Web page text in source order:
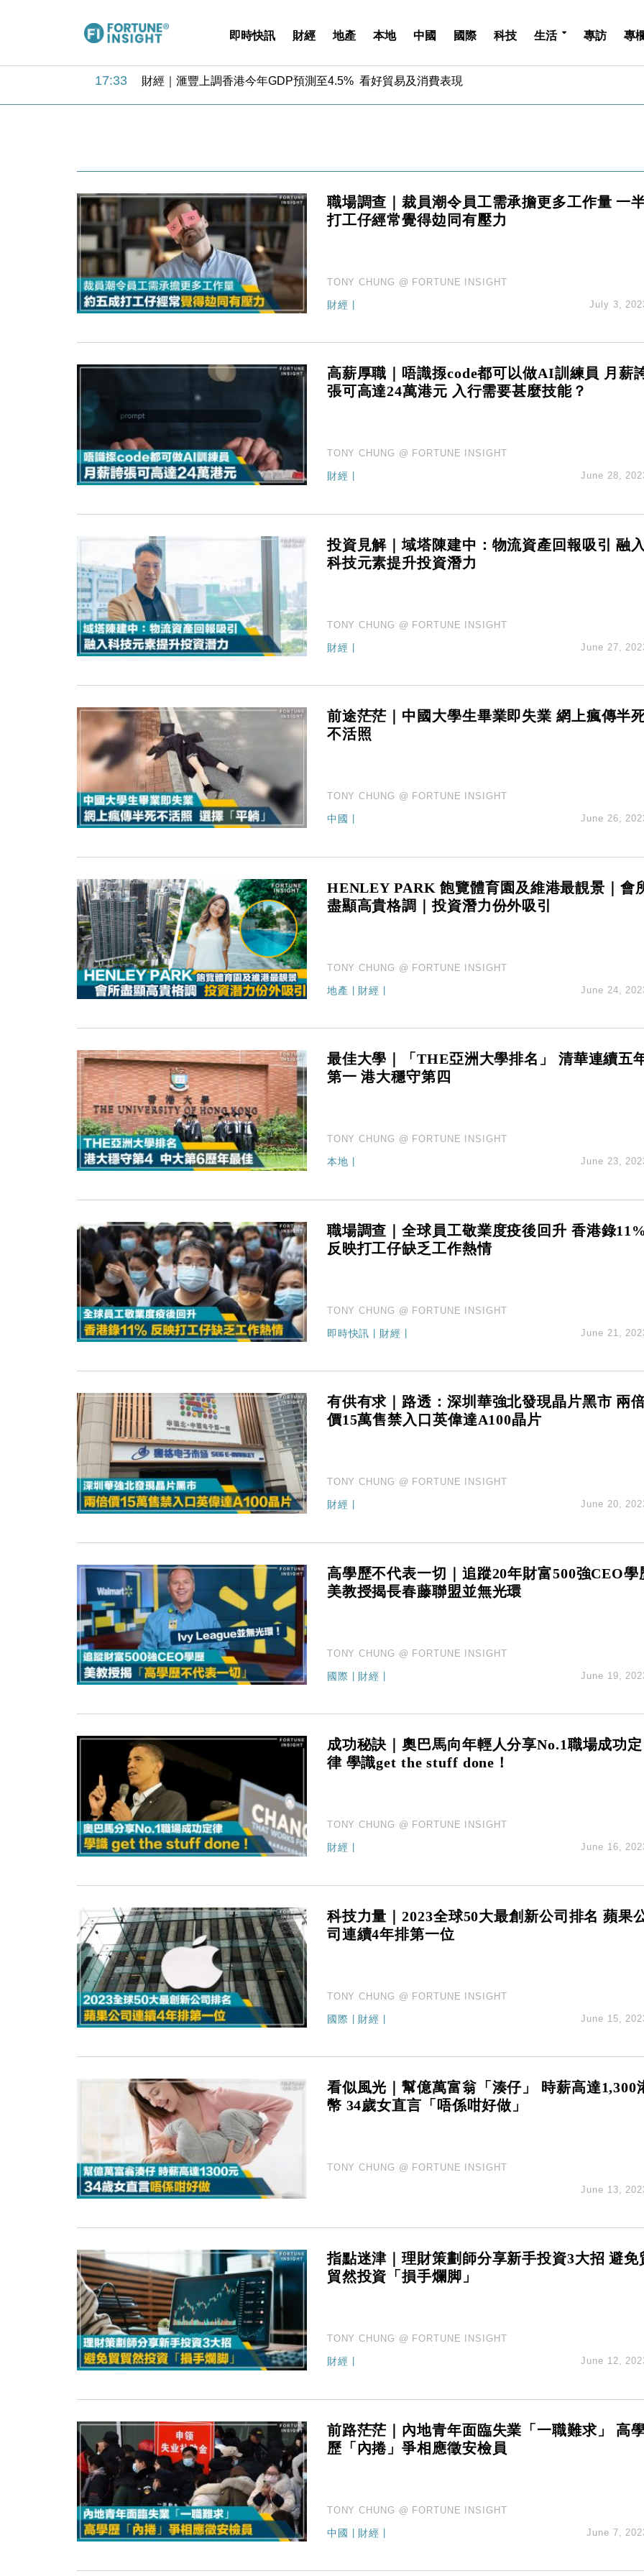
即時快訊 財經 地產 本地 中國 國際 科技 生活 專訪 專
17:33 財經｜滙豐上調香港今年GDP預測至4.5% 看好貿易及消費表現
11:12 國際｜特朗普料美伊戰事快結束 承認部分彈藥庫存緊張
15:59 財經｜SA售股自救後再出手 斥4億美元押注未上市公司
18:31 財經｜華僑銀行上半年淨利創新高 中期息增15%至47仙
17:33 財經｜滙豐上調香港今年GDP預測至4.5% 看好貿易及消費表現
16:47 本地｜假冒內地執法人員要求交「保證金」 43歲女子損失近6900萬元
16:05 財經｜日經失守6.5萬點後回穩 全周仍升近2%
15:47 財經｜恒隆10月換帥 玩具「反」斗城亞洲CEO蔡德粦接任
13:44 財經｜內地7月美元計價出口增近24%勝預期 貿易順差達1125億美元
12:44 財經｜日本春季三度入市撐日圓 4月單日斥6.28萬億日圓干預創新高
國際｜特朗普料美伊戰事快結束 承認部分彈藥庫存緊張
15:59 財經｜SA售股自救後再出手 斥4億美元押注未上市公司
職場調查｜裁員潮令員工需承擔更多工作量 一
打工仔經常覺得攰同有壓力
TONY CHUNG @ FORTUNE INSIGHT
財經 July 3,
高薪厚職｜唔識揼code都可以做AI訓練員 月薪
張可高達24萬港元 入行需要甚麼技能？
TONY CHUNG @ FORTUNE INSIGHT
財經 June 28,
投資見解｜域塔陳建中：物流資產回報吸引 融入
科技元素提升投資潛力
TONY CHUNG @ FORTUNE INSIGHT
財經 June 27,
前途茫茫｜中國大學生畢業即失業 網上瘋傳半
不活照
TONY CHUNG @ FORTUNE INSIGHT
中國 June 26,
HENLEY PARK 飽覽體育園及維港最靚景｜會
盡顯高貴格調｜投資潛力份外吸引
TONY CHUNG @ FORTUNE INSIGHT
地產 財經 June 24,
最佳大學｜「THE亞洲大學排名」 清華連續五
第一 港大穩守第四
TONY CHUNG @ FORTUNE INSIGHT
本地 June 23,
職場調查｜全球員工敬業度疫後回升 香港錄11%
反映打工仔缺乏工作熱情
TONY CHUNG @ FORTUNE INSIGHT
即時快訊 | 財經 | June 21,
有供有求｜路透：深圳華強北發現晶片黑市 兩
價15萬售禁入口英偉達A100晶片
TONY CHUNG @ FORTUNE INSIGHT
財經 June 20,
高學歷不代表一切｜追蹤20年財富500強CEO學
美教授揭長春藤聯盟並無光環
TONY CHUNG @ FORTUNE INSIGHT
國際 | 財經 | June 19,
成功秘訣｜奧巴馬向年輕人分享No.1職場成功定
律 學識get the stuff done！
TONY CHUNG @ FORTUNE INSIGHT
財經 June 16,
科技力量｜2023全球50大最創新公司排名 蘋果
司連續4年排第一位
TONY CHUNG @ FORTUNE INSIGHT
國際 | 財經 | June 15,
看似風光｜幫億萬富翁「湊仔」 時薪高達1,300
幣 34歲女直言「唔係咁好做」
TONY CHUNG @ FORTUNE INSIGHT
June 13,
指點迷津｜理財策劃師分享新手投資3大招 避免
貿然投資「損手爛脚」
TONY CHUNG @ FORTUNE INSIGHT
財經 June 12,
前路茫茫｜內地青年面臨失業「一職難求」 高
歷「內捲」爭相應徵安檢員
TONY CHUNG @ FORTUNE INSIGHT
中國 財經 June 7,